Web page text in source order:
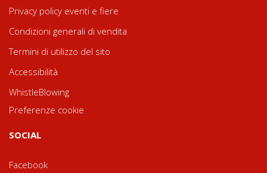
Privacy policy eventi e fiere
Condizioni generali di vendita
Termini di utilizzo del sito
Accessibilità
WhistleBlowing
Preferenze cookie
SOCIAL
Facebook